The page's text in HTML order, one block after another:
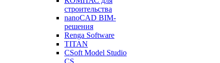
строительства
nanoCAD BIM-
решения
Renga Software
TITAN
CSoft Model Studio
CS